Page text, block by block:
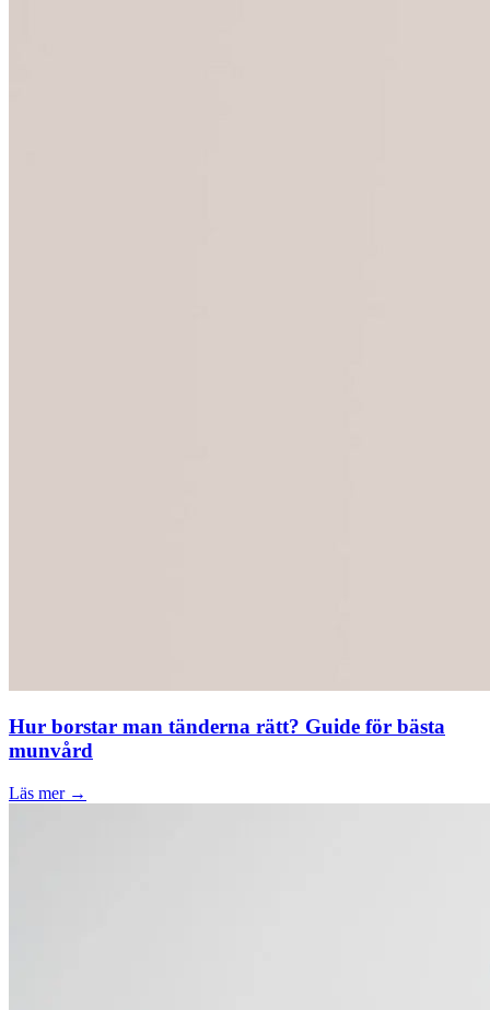
Hur borstar man tänderna rätt? Guide för bästa
munvård
Läs mer →